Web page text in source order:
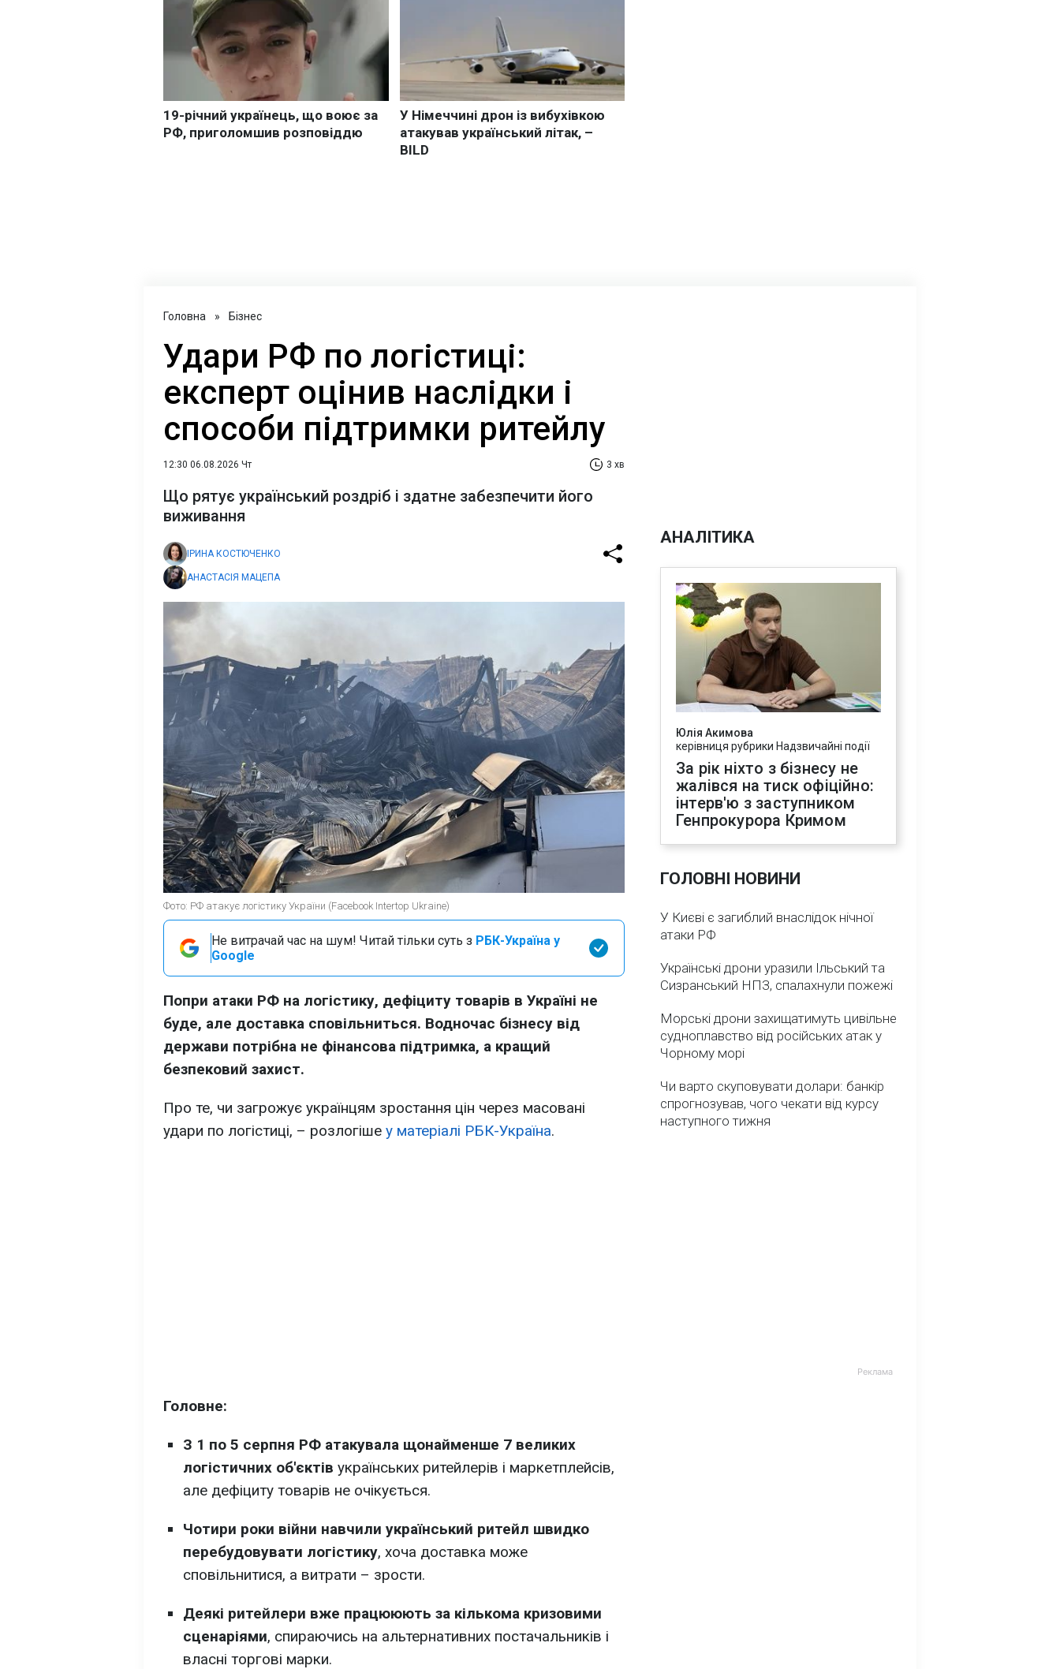
Головна » Бізнес
Удари РФ по логістиці:
експерт оцінив наслідки і
способи підтримки ритейлу
12:30 06.08.2026 Чт 3 хв
Що рятує український роздріб і здатне забезпечити його
виживання
ІРИНА КОСТЮЧЕНКО
АНАСТАСІЯ МАЦЕПА
Фото: РФ атакує логістику України (Facebook Intertop Ukraine)
Не витрачай час на шум! Читай тільки суть з РБК-Україна у
Google
Попри атаки РФ на логістику, дефіциту товарів в Україні не
буде, але доставка сповільниться. Водночас бізнесу від
держави потрібна не фінансова підтримка, а кращий
безпековий захист.
Про те, чи загрожує українцям зростання цін через масовані
удари по логістиці, – розлогіше у матеріалі РБК-Україна.
Головне:
З 1 по 5 серпня РФ атакувала щонайменше 7 великих
логістичних об'єктів українських ритейлерів і маркетплейсів,
але дефіциту товарів не очікується.
Чотири роки війни навчили український ритейл швидко
перебудовувати логістику, хоча доставка може
сповільнитися, а витрати – зрости.
Деякі ритейлери вже працююють за кількома кризовими
сценаріями, спираючись на альтернативних постачальників і
власні торгові марки.
АНАЛІТИКА
Юлія Акимова
керівниця рубрики Надзвичайні події
За рік ніхто з бізнесу не
жалівся на тиск офіційно:
інтерв'ю з заступником
Генпрокурора Кримом
ГОЛОВНІ НОВИНИ
У Києві є загиблий внаслідок нічної
атаки РФ
Українські дрони уразили Ільський та
Сизранський НПЗ, спалахнули пожежі
Морські дрони захищатимуть цивільне
судноплавство від російських атак у
Чорному морі
Чи варто скуповувати долари: банкір
спрогнозував, чого чекати від курсу
наступного тижня